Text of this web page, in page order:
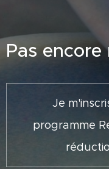
Pas encore
Je
programme